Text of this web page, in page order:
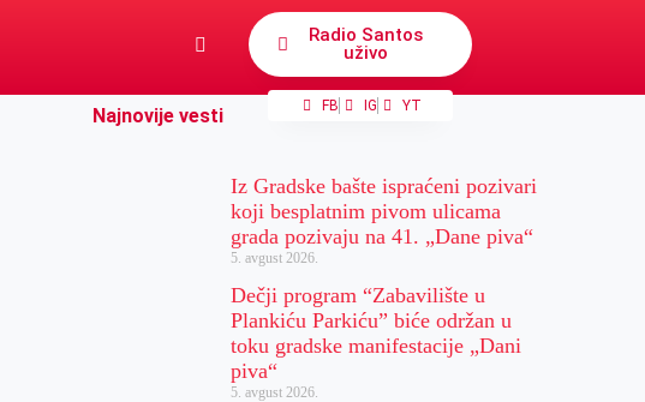
Radio Santos
uživo
FB IG YT
Najnovije vesti
Iz Gradske bašte ispraćeni pozivari
koji besplatnim pivom ulicama
grada pozivaju na 41. „Dane piva“
5. avgust 2026.
Dečji program “Zabavilište u
Plankiću Parkiću” biće održan u
toku gradske manifestacije „Dani
piva“
5. avgust 2026.